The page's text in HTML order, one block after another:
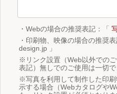
・Webの場合の推奨表記：「
・印刷物、映像の場合の推奨
design.jp 」
※リンク設置（Web以外での
表記）無しでのご使用は一切で
※写真を利用して制作した印
示する場合（Webカタログや